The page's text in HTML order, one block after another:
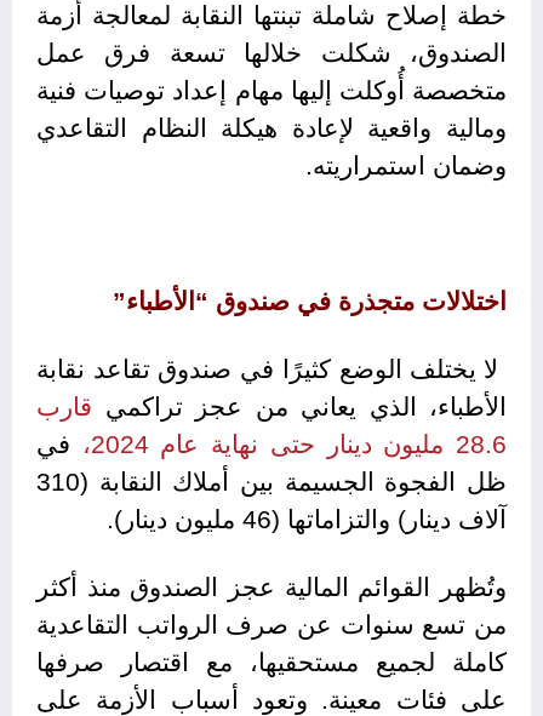
خطة إصلاح شاملة تبنتها النقابة لمعالجة أزمة
الصندوق، شكلت خلالها تسعة فرق عمل
متخصصة أُوكلت إليها مهام إعداد توصيات فنية
ومالية واقعية لإعادة هيكلة النظام التقاعدي
وضمان استمراريته.
اختلالات متجذرة في صندوق “الأطباء”
لا يختلف الوضع كثيرًا في صندوق تقاعد نقابة
الأطباء، الذي يعاني من عجز تراكمي قارب
28.6 مليون دينار حتى نهاية عام
في
ظل الفجوة الجسيمة بين أملاك النقابة (310
آلاف دينار) والتزاماتها (46 مليون دينار).
وتُظهر القوائم المالية عجز الصندوق منذ أكثر
من تسع سنوات عن صرف الرواتب التقاعدية
كاملة لجميع مستحقيها، مع اقتصار صرفها
على فئات معينة. وتعود أسباب الأزمة على